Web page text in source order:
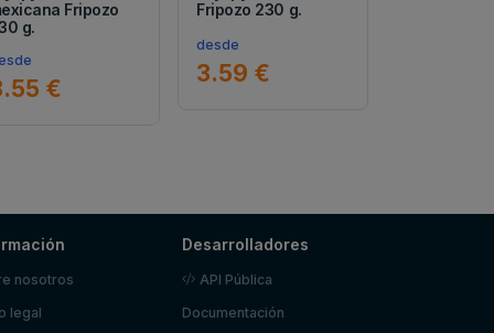
Fripozo
g.
€
Fripozo 230 g.
desde
3.59 €
nosotros
legal
Desarrolladores
API Pública
Documentación